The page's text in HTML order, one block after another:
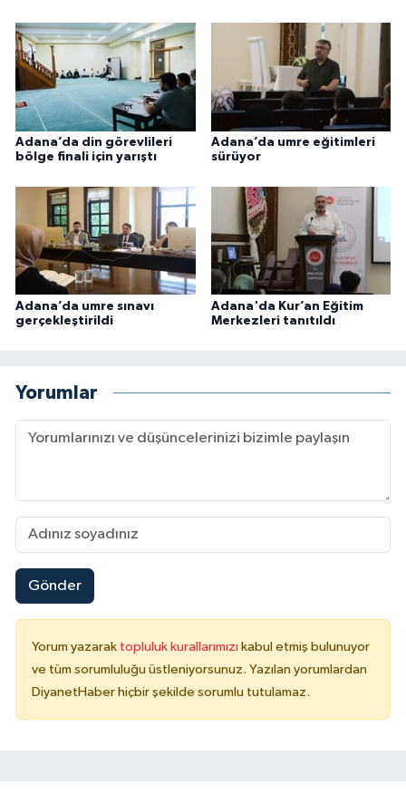
Adana’da din görevlileri
bölge finali için yarıştı
Adana’da umre eğitimleri
sürüyor
Adana’da umre sınavı
gerçekleştirildi
Adana'da Kur’an Eğitim
Merkezleri tanıtıldı
Yorumlar
Gönder
Yorum yazarak topluluk kurallarımızı kabul etmiş bulunuyor
ve tüm sorumluluğu üstleniyorsunuz. Yazılan yorumlardan
DiyanetHaber hiçbir şekilde sorumlu tutulamaz.
Tekirdağ Müftülüğü
Tokat Müftülüğü
Trabzon Müftülüğü
Tunceli Müftülüğü
Uşak Müftülüğü
Van Müftülüğü
Yalova Müftülüğü
Zonguldak Müftülüğü